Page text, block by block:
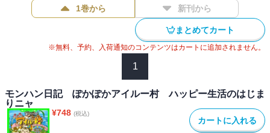
1巻から 新刊から
まとめてカート
※無料、予約、入荷通知のコンテンツはカートに追加されません。
1
モンハン日記 ぽかぽかアイルー村 ハッピー生活のはじま
りニャ
¥748 (税込)
カートに入れる